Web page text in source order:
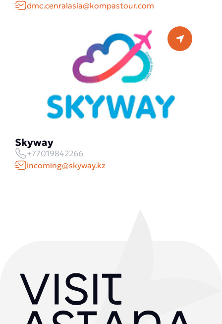
dmc.cenralasia@kompastour.com
Skyway
+77019842266
incoming@skyway.kz